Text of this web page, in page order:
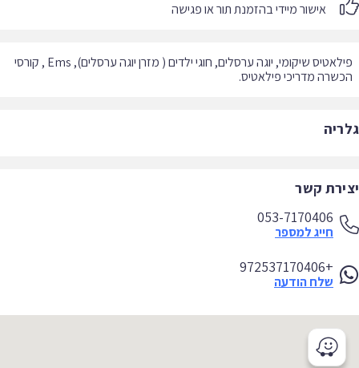
אישור מיידי בהזמנת תור או פגישה
פילאטיס שיקומי, יוגה ערסלים, חוגי ילדים ( מזרן יוגה ערסלים), Ems , קורסי
מדריכי פילאטיס.
קשר
053-7170406
חייג למספר
+972537170406
שלח הודעה